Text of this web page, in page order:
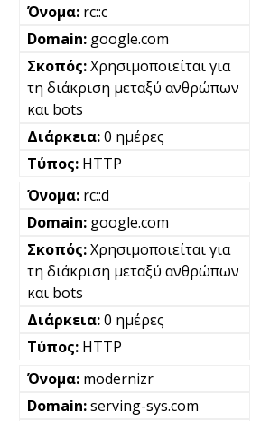
rc::c
google.com
Χρησιμοποιείται για
τη διάκριση μεταξύ ανθρώπων
και bots
0 ημέρες
HTTP
rc::d
google.com
Χρησιμοποιείται για
τη διάκριση μεταξύ ανθρώπων
και bots
0 ημέρες
HTTP
modernizr
serving-sys.com